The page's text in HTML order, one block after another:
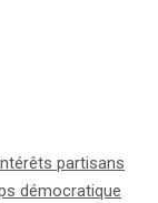
partisans
démocratique